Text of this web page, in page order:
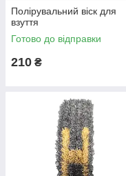
Полірувальний віск для
взуття
Готово до відправки
210 ₴